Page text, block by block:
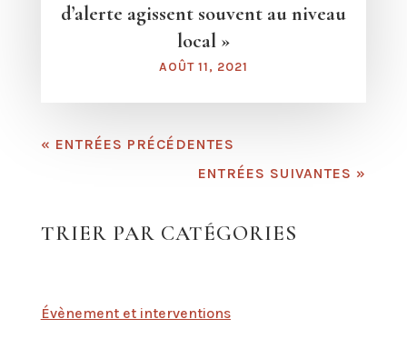
d’alerte agissent souvent au niveau
local »
AOÛT 11, 2021
« ENTRÉES PRÉCÉDENTES
ENTRÉES SUIVANTES »
TRIER PAR CATÉGORIES
Évènement et interventions